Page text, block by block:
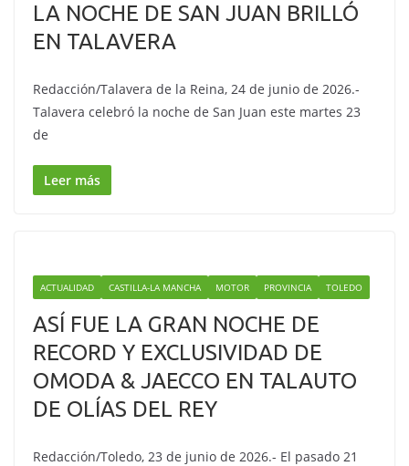
LA NOCHE DE SAN JUAN BRILLÓ
EN TALAVERA
Redacción/Talavera de la Reina, 24 de junio de 2026.-
Talavera celebró la noche de San Juan este martes 23
de
Leer más
ACTUALIDAD CASTILLA-LA MANCHA MOTOR PROVINCIA TOLEDO
ASÍ FUE LA GRAN NOCHE DE
RECORD Y EXCLUSIVIDAD DE
OMODA & JAECCO EN TALAUTO
DE OLÍAS DEL REY
Redacción/Toledo, 23 de junio de 2026.- El pasado 21